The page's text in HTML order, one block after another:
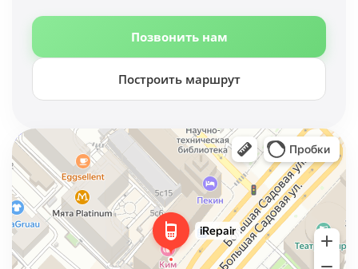
Позвонить нам
Построить маршрут